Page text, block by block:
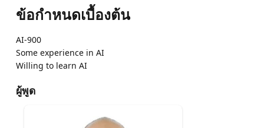
ข้อกำหนดเบื้องต้น
AI-900
Some experience in AI
Willing to learn AI
ผู้พูด